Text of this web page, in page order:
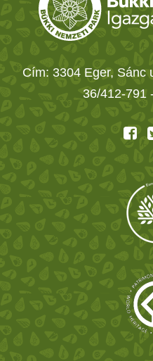
Cím: 3304 Eger, Sánc
36/412-791